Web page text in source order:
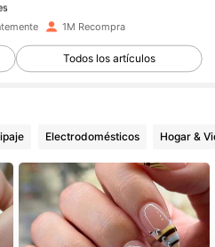
1M Recompra
Todos los artículos
Electrodomésticos Hogar &